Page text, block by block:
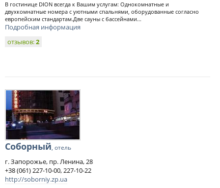
В гостинице DION всегда к Вашим услугам: Однокомнатные и
двухкомнатные номера с уютными спальнями, оборудованные согласно
европейским стандартам.Две сауны с бассейнами...
Подробная информация
отзывов:2
Соборный, отель
г. Запорожье, пр. Ленина, 28
+38 (061) 227-10-00, 227-10-22
http://soborniy.zp.ua